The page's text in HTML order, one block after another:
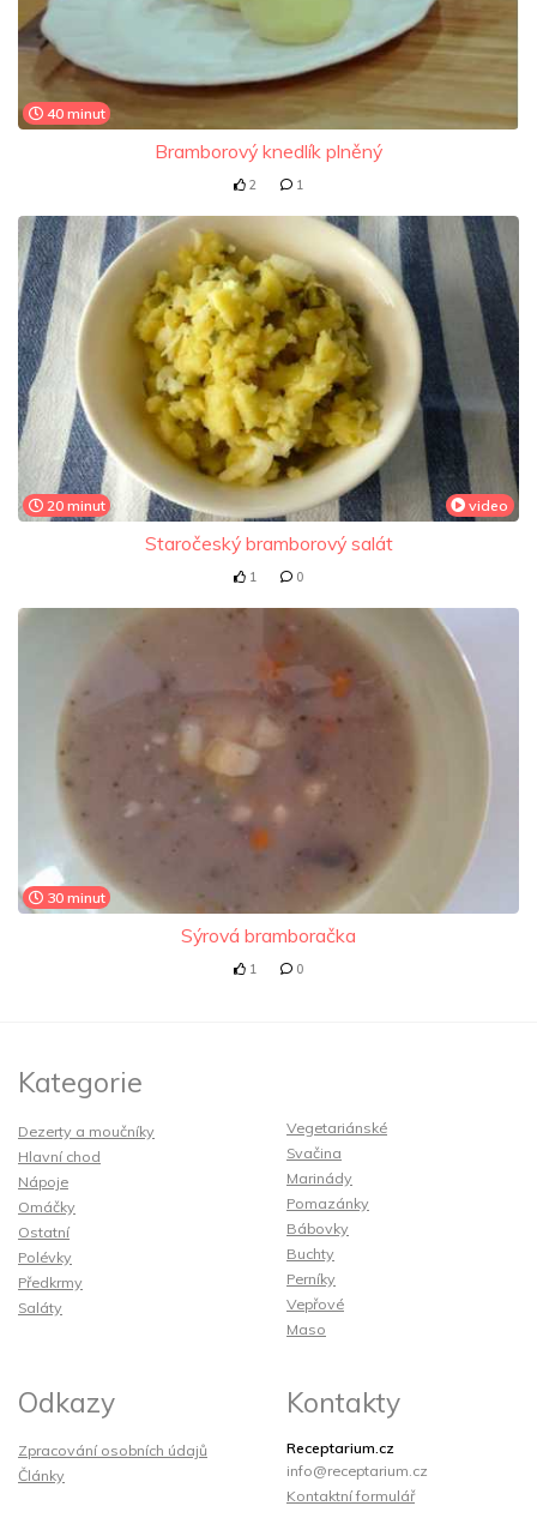
40 minut
Bramborový knedlík plněný
2 1
20 minut video
Staročeský bramborový salát
1 0
30 minut
Sýrová bramboračka
1 0
Kategorie
Dezerty a moučníky
Hlavní chod
Nápoje
Omáčky
Ostatní
Polévky
Předkrmy
Saláty
Vegetariánské
Svačina
Marinády
Pomazánky
Bábovky
Buchty
Perníky
Vepřové
Maso
Odkazy
Zpracování osobních údajů
Články
Kontakty
Receptarium.cz
info@receptarium.cz
Kontaktní formulář